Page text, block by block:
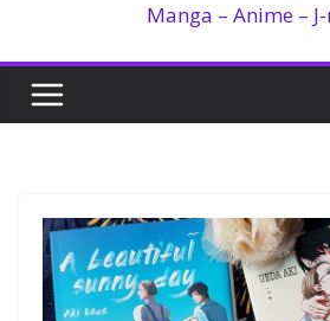
Manga – Anime –